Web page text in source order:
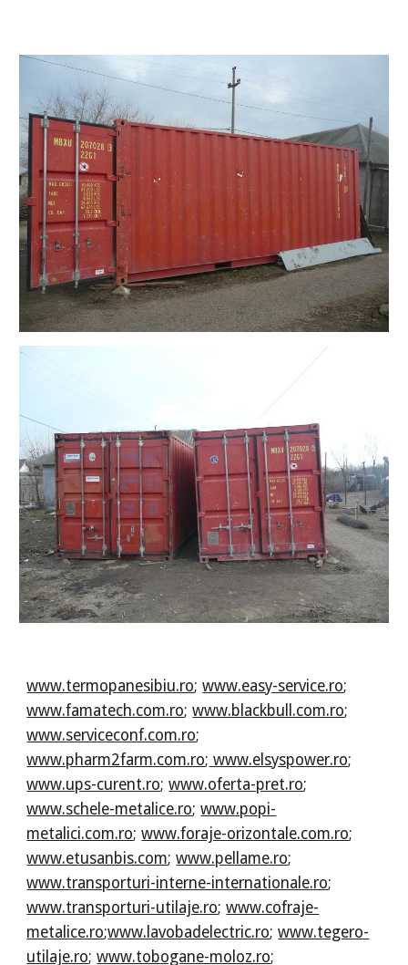
www.termopanesibiu.ro;www.easy-service.ro;
www.famatech.com.ro;www.blackbull.com.ro;
www.serviceconf.com.ro;
www.pharm2farm.com.ro; www.elsyspower.ro;
www.ups-curent.ro;www.oferta-pret.ro;
www.schele-metalice.ro;www.popi-
metalici.com.ro;www.foraje-orizontale.com.ro;
www.etusanbis.com;www.pellame.ro;
www.transporturi-interne-internationale.ro;
www.transporturi-utilaje.ro;www.cofraje-
metalice.ro;www.lavobadelectric.ro;www.tegero-
utilaje.ro;www.tobogane-moloz.ro;